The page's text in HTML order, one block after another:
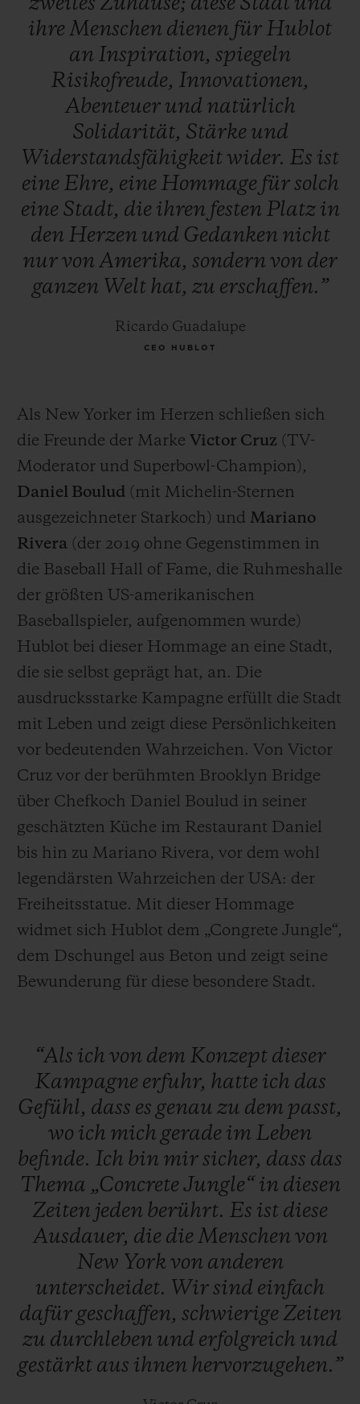
zweites Zuhause; diese Stadt und
ihre Menschen dienen für Hublot
an Inspiration, spiegeln
Risikofreude, Innovationen,
Abenteuer und natürlich
Solidarität, Stärke und
Widerstandsfähigkeitwider. Es ist
eine Ehre, eine Hommage fürsolch
eine Stadt, die ihren festen Platz in
den Herzen und Gedanken nicht
nurvon Amerika, sondern von der
ganzen Welt hat, zu erschaffen.”
Ricardo Guadalupe
CEO HUBLOT
Als New Yorker im Herzen schließen sich
die Freunde der Marke Victor Cruz (TV-
Moderator und Superbowl-Champion),
Daniel Boulud (mit Michelin-Sternen
ausgezeichneter Starkoch) und Mariano
Rivera (der 2019 ohne Gegenstimmen in
die Baseball Hall of Fame, die Ruhmeshalle
der größten US-amerikanischen
Baseballspieler, aufgenommen wurde)
Hublot bei dieser Hommage an eine Stadt,
die sie selbst geprägt hat, an. Die
ausdrucksstarke Kampagne erfüllt die Stadt
mit Leben und zeigt diese Persönlichkeiten
vor bedeutenden Wahrzeichen. Von Victor
Cruz vor der berühmten Brooklyn Bridge
über Chefkoch Daniel Boulud in seiner
geschätzten Küche im Restaurant Daniel
bis hin zu Mariano Rivera, vor dem wohl
legendärsten Wahrzeichen der USA: der
Freiheitsstatue. Mit dieser Hommage
widmet sich Hublot dem „Congrete Jungle“,
dem Dschungel aus Beton und zeigt seine
Bewunderung für diese besondere Stadt.
“Als ich von dem Konzept dieser
Kampagne erfuhr, hatte ich das
Gefühl, dass es genau zu dem passt,
wo ich mich gerade im Leben
befinde. Ich bin mirsicher, dass das
Thema „Concrete Jungle“ in diesen
Zeiten jeden berührt. Es ist diese
Ausdauer, die die Menschen von
New Yorkvon anderen
unterscheidet. Wirsind einfach
dafürgeschaffen, schwierige Zeiten
zu durchleben und erfolgreich und
gestärkt aus ihnen hervorzugehen.”